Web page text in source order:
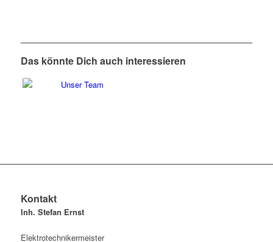
Das könnte Dich auch interessieren
Kontakt
Inh. Stefan Ernst
Elektrotechnikermeister